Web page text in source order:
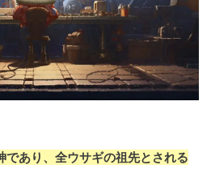
であり、全ウサギの祖先とされる